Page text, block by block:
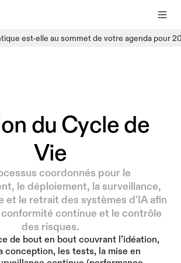
est-elle au sommet de votre agenda pour
du Cycle de
Vie
coordonnés pour le
le déploiement, la surveillance,
et le retrait des systèmes d'IA afin
continue et le contrôle
des risques.
de bout en bout couvrant l’idéation,
conception, les tests, la mise en